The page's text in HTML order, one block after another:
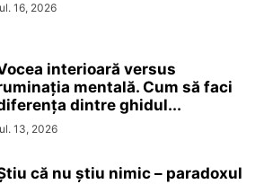
16, 2026
interioară versus
mentală. Cum să faci
dintre ghidul...
13, 2026
că nu ştiu nimic – paradoxul